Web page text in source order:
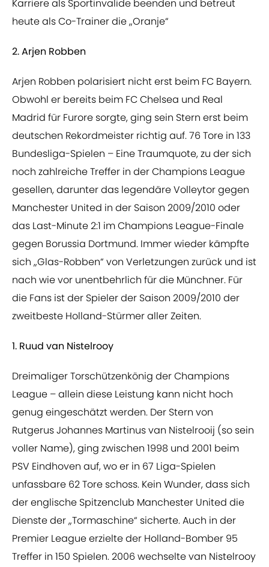
Karriere als Sportinvalide beenden und betreut
heute als Co-Trainer die „Oranje“
2. Arjen Robben
Arjen Robben polarisiert nicht erst beim FC Bayern.
Obwohl er bereits beim FC Chelsea und Real
Madrid für Furore sorgte, ging sein Stern erst beim
deutschen Rekordmeister richtig auf. 76 Tore in 133
Bundesliga-Spielen – Eine Traumquote, zu der sich
noch zahlreiche Treffer in der Champions League
gesellen, darunter das legendäre Volleytor gegen
Manchester United in der Saison 2009/2010 oder
das Last-Minute 2:1 im Champions League-Finale
gegen Borussia Dortmund. Immer wieder kämpfte
sich „Glas-Robben“ von Verletzungen zurück und ist
nach wie vor unentbehrlich für die Münchner. Für
die Fans ist der Spieler der Saison 2009/2010 der
zweitbeste Holland-Stürmer aller Zeiten.
1. Ruud van Nistelrooy
Dreimaliger Torschützenkönig der Champions
League – allein diese Leistung kann nicht hoch
genug eingeschätzt werden. Der Stern von
Rutgerus Johannes Martinus van Nistelrooij (so sein
voller Name), ging zwischen 1998 und 2001 beim
PSV Eindhoven auf, wo er in 67 Liga-Spielen
unfassbare 62 Tore schoss. Kein Wunder, dass sich
der englische Spitzenclub Manchester United die
Dienste der „Tormaschine“ sicherte. Auch in der
Premier League erzielte der Holland-Bomber 95
Treffer in 150 Spielen. 2006 wechselte van Nistelrooy